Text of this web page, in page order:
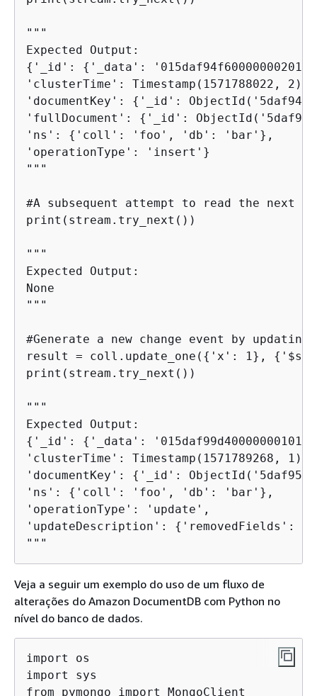
"""
{ '_id': { '_data':
'clusterTime': Timestamp(1571788022, 2),
'documentKey': { '_id':
'fullDocument': { '_id':
'ns': { 'coll': 'foo', 'db': 'bar'},
'operationType': 'insert'}
"""
#A subsequent attempt to read the next
print(stream.try_next())
"""
Expected Output:
None
"""
#Generate a new change event by updating
result = coll.update_one( { 'x': 1}, {
print(stream.try_next())
"""
{ '_id': { '_data':
'clusterTime': Timestamp(1571789268, 1),
'documentKey': { '_id':
'ns': { 'coll': 'foo', 'db': 'bar'},
'operationType': 'update',
'updateDescription': { 'removedFields':
"""
Veja a seguir um exemplo do uso de um fluxo de
alterações do Amazon DocumentDB com Python no
nível do banco de dados.
import os
import sys
from pymongo import MongoClient